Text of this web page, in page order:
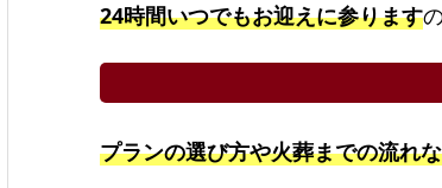
24時間いつでもお迎えに参ります
プランの選び方や火葬までの流れ